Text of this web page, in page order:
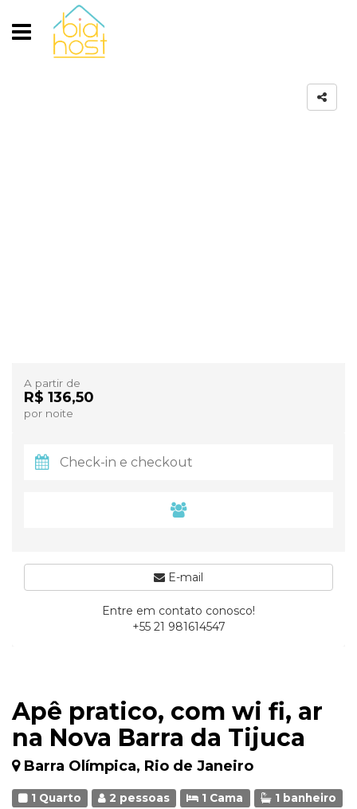
Apê pratico, com wi fi, ar
na Nova Barra da Tijuca
Barra Olímpica, Rio de Janeiro
1 Quarto 2 pessoas 1 Cama 1 banheiro
A partir de
R$ 136,50
por noite
E-mail
Entre em contato conosco!
+55 21 981614547